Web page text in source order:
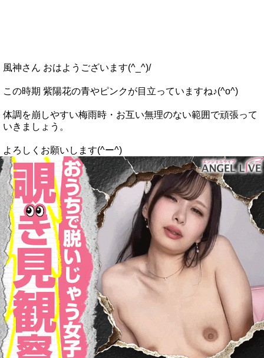
風神さん おはようございます(^_^)/
この時期 紫陽花の青やピンクが目立っていますね♪(^o^)
体調を崩しやすい梅雨時・お互い無理のない範囲で頑張って
いきましょう。
よろしくお願いします(^ー^)